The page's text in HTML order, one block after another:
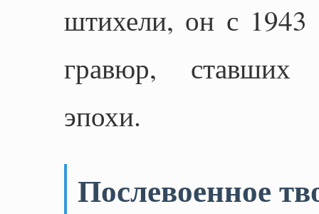
штихели, он с 1943
гравюр, ставших
эпохи.
Послевоенное